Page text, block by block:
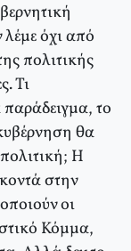
όχι από
πολιτικής
Τι
το
θα
Η
στην
οι
Κόμμα,